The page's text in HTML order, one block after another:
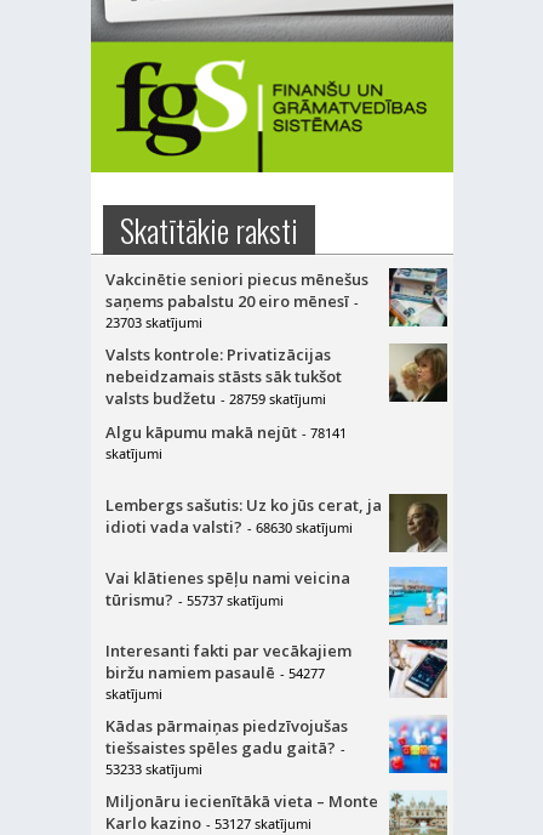
Skatītākie raksti
Vakcinētie seniori piecus mēnešus
saņems pabalstu 20 eiro mēnesī -
23703 skatījumi
Valsts kontrole: Privatizācijas
nebeidzamais stāsts sāk tukšot
valsts budžetu - 28759 skatījumi
Algu kāpumu makā nejūt - 78141
skatījumi
Lembergs sašutis: Uz ko jūs cerat, ja
idioti vada valsti? - 68630 skatījumi
Vai klātienes spēļu nami veicina
tūrismu? - 55737 skatījumi
Interesanti fakti par vecākajiem
biržu namiem pasaulē - 54277
skatījumi
Kādas pārmaiņas piedzīvojušas
tiešsaistes spēles gadu gaitā? -
53233 skatījumi
Miljonāru iecienītākā vieta – Monte
Karlo kazino - 53127 skatījumi